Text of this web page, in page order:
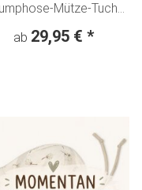
Mütze-Tuch
Blumen" hellblau
ab 29,95 € *